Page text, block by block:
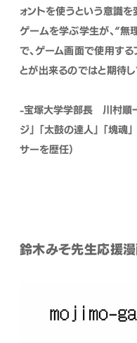
ォントを使うという意識を
ゲームを学ぶ学生が、“
で、ゲーム画面で使用す
とが出来るのではと期待し
-宝塚大学学部長 川村順
ジ」「太鼓の達人」「塊
サーを歴任）
鈴木みそ先生応援